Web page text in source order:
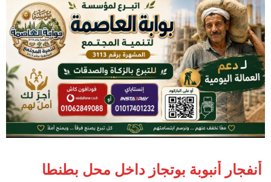
أنفجار أنبوبة بوتجاز داخل محل بطنطا